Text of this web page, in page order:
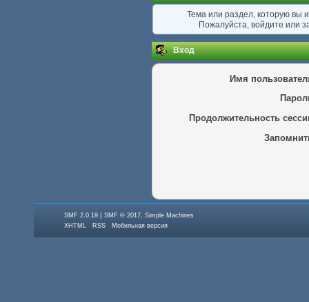
Тема или раздел, которую вы
Пожалуйста, войдите или
Вход
Имя
Продолжительность
SMF 2.0.19 |SMF © 2017,Simple Machines
XHTML
RSS Мобильная версия